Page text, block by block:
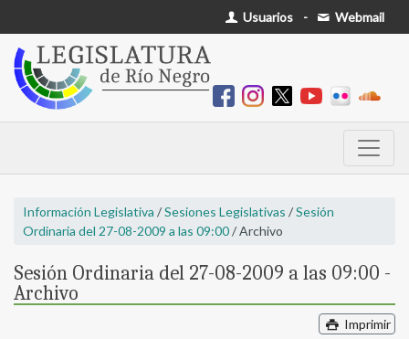
Usuarios - Webmail
Información Legislativa /Sesiones Legislativas /Sesión
Ordinaria del 27-08-2009 a las 09:00/ Archivo
Sesión Ordinaria del 27-08-2009 a las 09:00 -
Archivo
Imprimir